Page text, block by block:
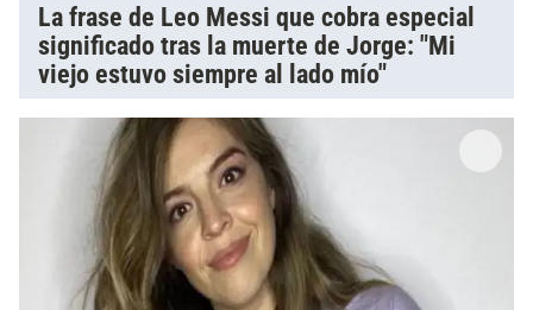
La frase de Leo Messi que cobra especial
significado tras la muerte de Jorge: "Mi
viejo estuvo siempre al lado mío"